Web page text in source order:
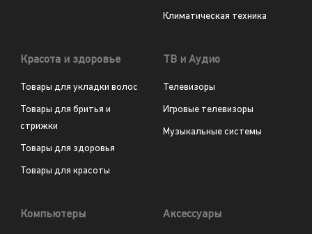
Климатическая техника
Красота и здоровье
Товары для укладки волос
Товары для бритья и
стрижки
Товары для здоровья
Товары для красоты
ТВ и Аудио
Телевизоры
Игровые телевизоры
Музыкальные системы
Компьютеры Аксессуары